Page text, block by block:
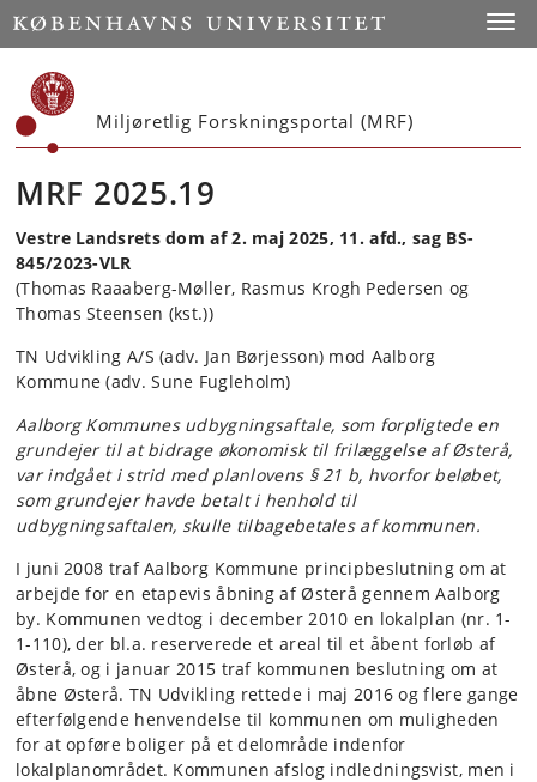
Start
Miljøretlig Forskningsportal (MRF)
MRF 2025.19
Vestre Landsrets dom af 2. maj 2025, 11. afd., sag BS-
845/2023-VLR
(Thomas Raaaberg-Møller, Rasmus Krogh Pedersen og
Thomas Steensen (kst.))
TN Udvikling A/S (adv. Jan Børjesson) mod Aalborg
Kommune (adv. Sune Fugleholm)
Aalborg Kommunes udbygningsaftale, som forpligtede en
grundejer til at bidrage økonomisk til frilæggelse af Østerå,
var indgået i strid med planlovens § 21 b, hvorfor beløbet,
som grundejer havde betalt i henhold til
udbygningsaftalen, skulle tilbagebetales af kommunen.
I juni 2008 traf Aalborg Kommune principbeslutning om at
arbejde for en etapevis åbning af Østerå gennem Aalborg
by. Kommunen vedtog i december 2010 en lokalplan (nr. 1-
1-110), der bl.a. reserverede et areal til et åbent forløb af
Østerå, og i januar 2015 traf kommunen beslutning om at
åbne Østerå. TN Udvikling rettede i maj 2016 og flere gange
efterfølgende henvendelse til kommunen om muligheden
for at opføre boliger på et delområde indenfor
lokalplanområdet. Kommunen afslog indledningsvist, men i